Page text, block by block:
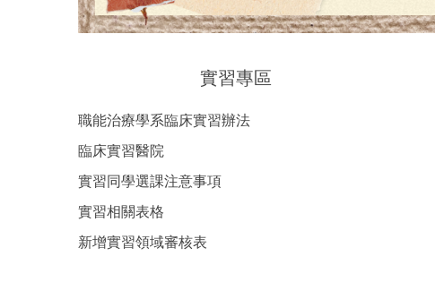
實習專區
職能治療學系臨床實習辦法
臨床實習醫院
實習同學選課注意事項
實習相關表格
新增實習領域審核表